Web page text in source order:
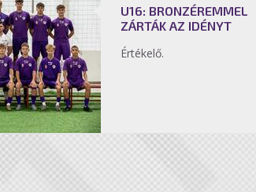
U16: BRONZÉREMMEL
ZÁRTÁK AZ IDÉNYT
Értékelő.